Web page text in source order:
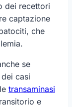
dei recettori
captazione
che
se
casi
transaminasi
e